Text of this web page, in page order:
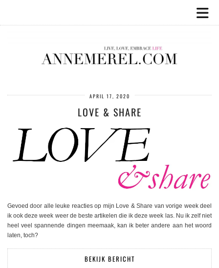
APRIL 17, 2020
LOVE & SHARE
Gevoed door alle leuke reacties op mijn Love & Share van vorige week deel
ik ook deze week weer de beste artikelen die ik deze week las. Nu ik zelf niet
heel veel spannende dingen meemaak, kan ik beter andere aan het woord
laten, toch?
BEKIJK BERICHT